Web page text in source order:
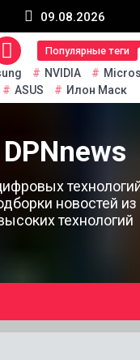
09.08.2026
Популярные теги
NVIDIA
ASUS
Илон Маск
DPNnews
новостей
технологий